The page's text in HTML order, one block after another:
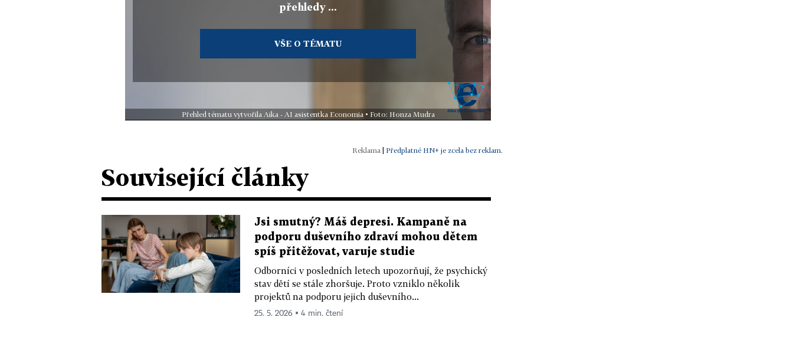
přehledy ...
VŠE O TÉMATU
Přehled tématu vytvořila Aika - AI asistentka Economia • Foto: Honza Mudra
Předplatné HN+ je zcela bez reklam.
Související články
Jsi smutný? Máš depresi. Kampaně na
podporu duševního zdraví mohou dětem
spíš přitěžovat, varuje studie
Odborníci v posledních letech upozorňují, že psychický
stav dětí se stále zhoršuje. Proto vzniklo několik
projektů na podporu jejich duševního...
25. 5. 2026 ▪ 4 min. čtení